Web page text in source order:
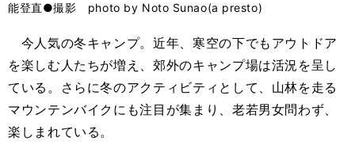
能登直●撮影 photo by Noto Sunao(a presto)
今人気の冬キャンプ。近年、寒空の下でもアウトドア
を楽しむ人たちが増え、郊外のキャンプ場は活況を呈し
ている。さらに冬のアクティビティとして、山林を走る
マウンテンバイクにも注目が集まり、老若男女問わず、
楽しまれている。